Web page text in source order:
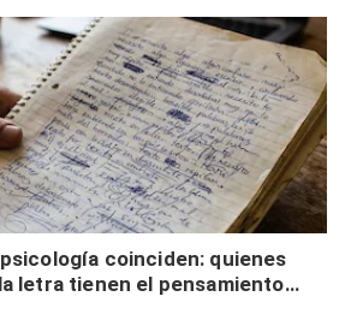
coinciden: quienes
letra tienen el pensamiento
por desinterés